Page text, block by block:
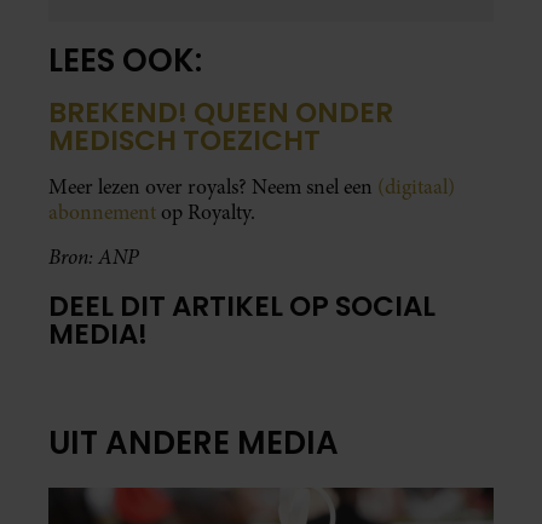
LEES OOK:
BREKEND! QUEEN ONDER
MEDISCH TOEZICHT
Meer lezen over royals? Neem snel een (digitaal)
abonnement op Royalty.
Bron: ANP
DEEL DIT ARTIKEL OP SOCIAL
MEDIA!
UIT ANDERE MEDIA